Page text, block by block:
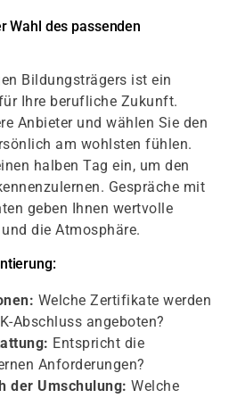
Wahl des passenden
Bildungsträgers ist ein
Ihre berufliche Zukunft.
Anbieter und wählen Sie den
am wohlsten fühlen.
halben Tag ein, um den
Gespräche mit
geben Ihnen wertvolle
die Atmosphäre.
Welche Zertifikate werden
Abschluss angeboten?
Entspricht die
Anforderungen?
der Umschulung: Welche